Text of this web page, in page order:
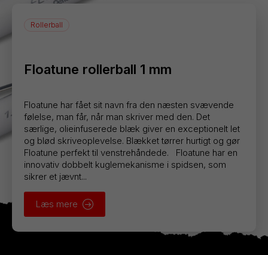
Rollerball
Floatune rollerball 1 mm
Floatune har fået sit navn fra den næsten svævende
følelse, man får, når man skriver med den. Det
særlige, olieinfuserede blæk giver en exceptionelt let
og blød skriveoplevelse. Blækket tørrer hurtigt og gør
Floatune perfekt til venstrehåndede. Floatune har en
innovativ dobbelt kuglemekanisme i spidsen, som
sikrer et jævnt...
Læs mere